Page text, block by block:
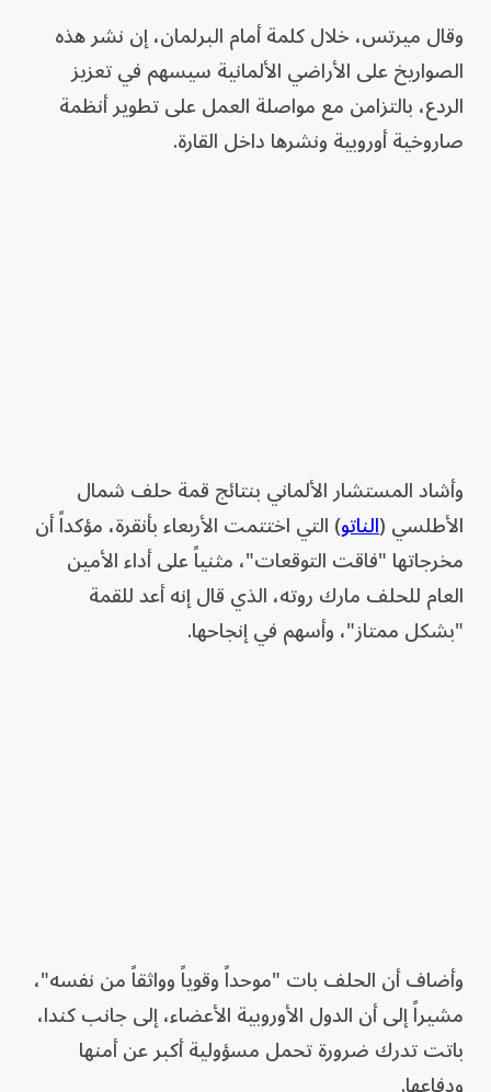
وقال ميرتس، خلال كلمة أمام البرلمان، إن نشر هذه
الصواريخ على الأراضي الألمانية سيسهم في تعزيز
الردع، بالتزامن مع مواصلة العمل على تطوير أنظمة
صاروخية أوروبية ونشرها داخل القارة.
وأشاد المستشار الألماني بنتائج قمة حلف شمال
الأطلسي (الناتو) التي اختتمت الأربعاء بأنقرة، مؤكداً أن
مخرجاتها "فاقت التوقعات"، مثنياً على أداء الأمين
العام للحلف مارك روته، الذي قال إنه أعد للقمة
"بشكل ممتاز"، وأسهم في إنجاحها.
وأضاف أن الحلف بات "موحداً وقوياً وواثقاً من نفسه"،
مشيراً إلى أن الدول الأوروبية الأعضاء، إلى جانب كندا،
باتت تدرك ضرورة تحمل مسؤولية أكبر عن أمنها